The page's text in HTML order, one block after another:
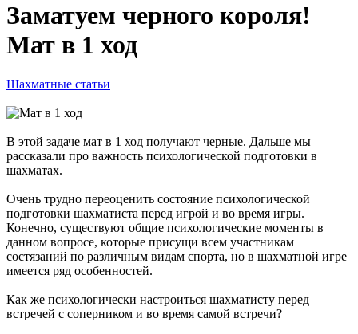
Заматуем черного короля!
Мат в 1 ход
Шахматные статьи
В этой задаче мат в 1 ход получают черные. Дальше мы
рассказали про важность психологической подготовки в
шахматах.
Очень трудно переоценить состояние психологической
подготовки шахматиста перед игрой и во время игры.
Конечно, существуют общие психологические моменты в
данном вопросе, которые присущи всем участникам
состязаний по различным видам спорта, но в шахматной игре
имеется ряд особенностей.
Как же психологически настроиться шахматисту перед
встречей с соперником и во время самой встречи?